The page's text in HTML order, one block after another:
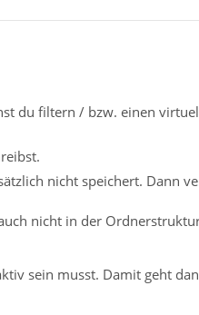
du filtern / bzw. einen
nicht speichert. Dann
nicht in der
sein musst. Damit geht